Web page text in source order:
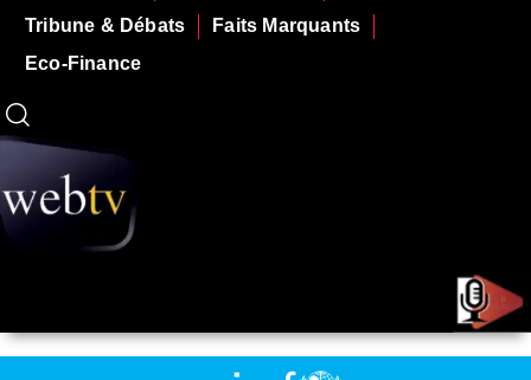
Tribune & Débats
Faits Marquants
Eco-Finance